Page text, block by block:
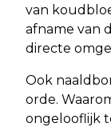
van
afname van
directe
Ook
orde.
ongelooflijk